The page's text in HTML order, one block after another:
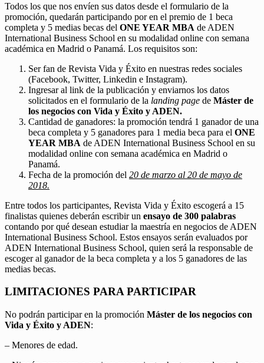
Todos los que nos envíen sus datos desde el formulario de la
promoción, quedarán participando por en el premio de 1 beca
completa y 5 medias becas del ONE YEAR MBA de ADEN
International Business School en su modalidad online con semana
académica en Madrid o Panamá. Los requisitos son:
Ser fan de Revista Vida y Éxito en nuestras redes sociales
(Facebook, Twitter, Linkedin e Instagram).
Ingresar al link de la publicación y enviarnos los datos
solicitados en el formulario de la landing page de Máster de
los negocios con Vida y Éxito y ADEN.
Cantidad de ganadores: la promoción tendrá 1 ganador de una
beca completa y 5 ganadores para 1 media beca para el ONE
YEAR MBA de ADEN International Business School en su
modalidad online con semana académica en Madrid o
Panamá.
Fecha de la promoción del 20 de marzo al 20 de mayo de
2018.
Entre todos los participantes, Revista Vida y Éxito escogerá a 15
finalistas quienes deberán escribir un ensayo de 300 palabras
contando por qué desean estudiar la maestría en negocios de ADEN
International Business School. Estos ensayos serán evaluados por
ADEN International Business School, quien será la responsable de
escoger al ganador de la beca completa y a los 5 ganadores de las
medias becas.
LIMITACIONES PARA PARTICIPAR
No podrán participar en la promoción Máster de los negocios con
Vida y Éxito y ADEN:
– Menores de edad.